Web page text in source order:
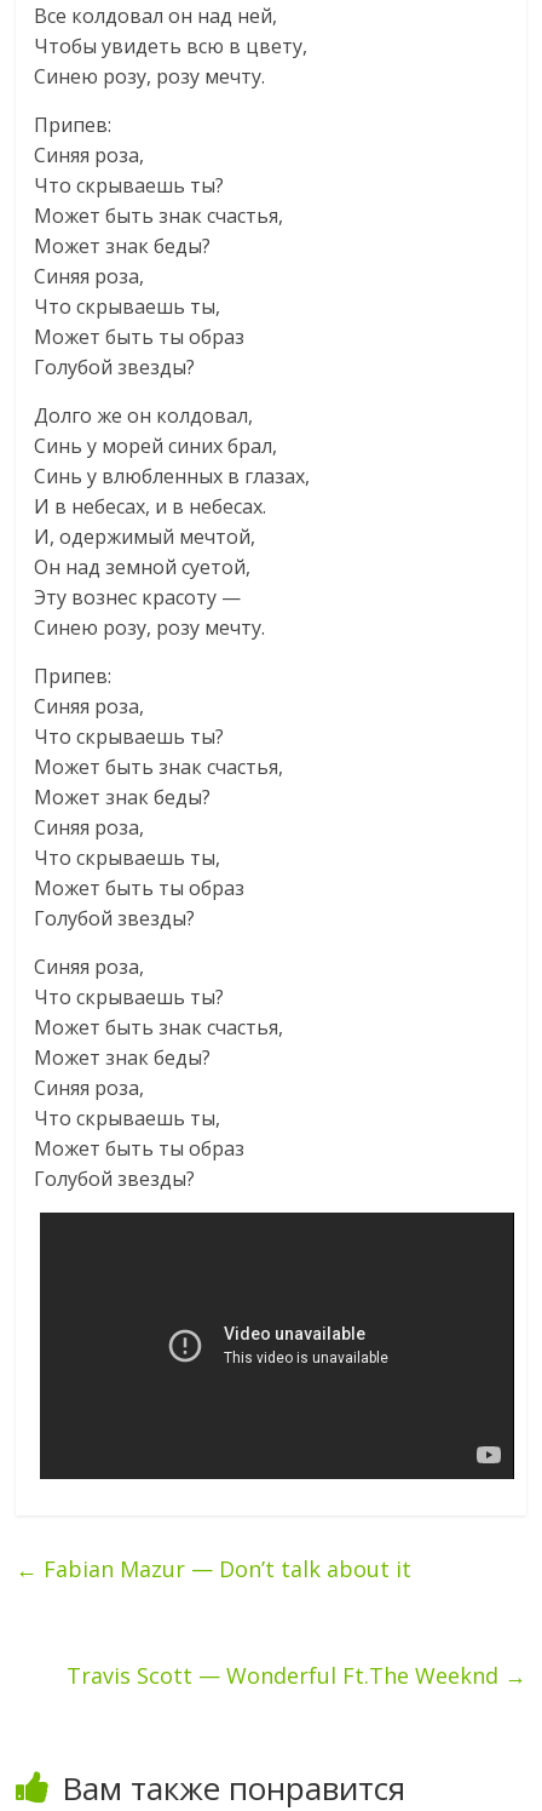
Все колдовал он над ней,
Чтобы увидеть всю в цвету,
Синею розу, розу мечту.
Припев:
Синяя роза,
Что скрываешь ты?
Может быть знак счастья,
Может знак беды?
Синяя роза,
Что скрываешь ты,
Может быть ты образ
Голубой звезды?
Долго же он колдовал,
Синь у морей синих брал,
Синь у влюбленных в глазах,
И в небесах, и в небесах.
И, одержимый мечтой,
Он над земной суетой,
Эту вознес красоту —
Синею розу, розу мечту.
Припев:
Синяя роза,
Что скрываешь ты?
Может быть знак счастья,
Может знак беды?
Синяя роза,
Что скрываешь ты,
Может быть ты образ
Голубой звезды?
Синяя роза,
Что скрываешь ты?
Может быть знак счастья,
Может знак беды?
Синяя роза,
Что скрываешь ты,
Может быть ты образ
Голубой звезды?
← Fabian Mazur — Don’t talk about it
Travis Scott — Wonderful Ft.The Weeknd →
Вам также понравится